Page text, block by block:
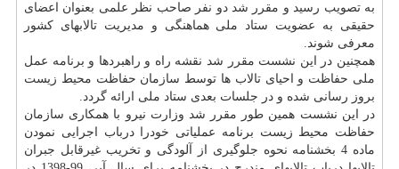
به تصویب رسید و مقرر شد دو نفر صاحب نظر علمی بعنوان اعضای
حقیقی به عضویت ستاد ملی هماهنگی و مدیریت تالابهای كشور
معرفی شوند.
همچنین در این نشست مقرر شد نقشه راه و راهبردها و برنامه عمل
ملی حفاظت و احیای تالاب ها توسط سازمان حفاظت محیط زیست
بروز رسانی شده و در جلسات بعدی ستاد ملی ارائه گردد.
در این نشست همین طور مقرر شد وزارت نیرو با همكاری سازمان
حفاظت محیط زیست برنامه عملیاتی خودرا درباب اجرایی نمودن
ماده 4 بخشنامه نحوه جلوگیری از آلودگی و تخریب غیرقابل جبران